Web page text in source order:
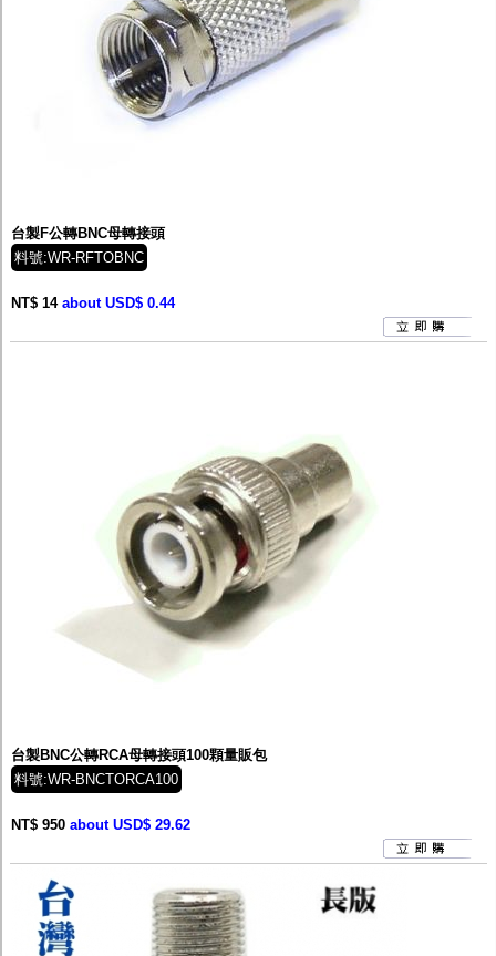
台製F公轉BNC母轉接頭
料號:WR-RFTOBNC
NT$ 14 about USD$ 0.44
台製BNC公轉RCA母轉接頭100顆量販包
料號:WR-BNCTORCA100
NT$ 950 about USD$ 29.62